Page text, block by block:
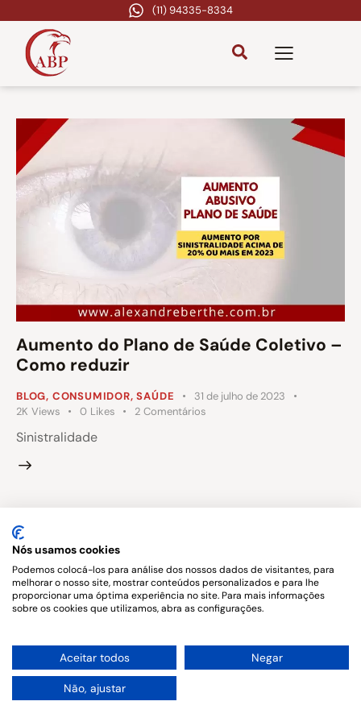
(11) 94335-8334
Aumento do Plano de Saúde Coletivo –
Como reduzir
BLOG, CONSUMIDOR,SAÚDE
31 de julho de 2023
2K Views 0 Likes 2 Comentários
Sinistralidade
Copyright © 2026. All rights reserved.
Nós usamos cookies
Podemos colocá-los para análise dos nossos dados de visitantes, para
melhorar o nosso site, mostrar conteúdos personalizados e para lhe
proporcionar uma óptima experiência no site. Para mais informações
sobre os cookies que utilizamos, abra as configurações.
Aceitar todos Negar
Não, ajustar